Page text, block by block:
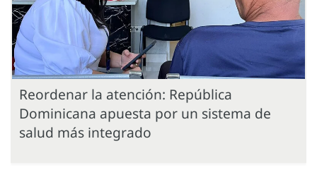
Reordenar la atención: República
Dominicana apuesta por un sistema de
salud más integrado